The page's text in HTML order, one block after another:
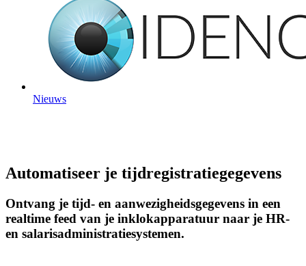
Nieuws
Automatiseer je tijdregistratiegegevens
Ontvang je tijd- en aanwezigheidsgegevens in een
realtime feed van je inklokapparatuur naar je HR-
en salarisadministratiesystemen.